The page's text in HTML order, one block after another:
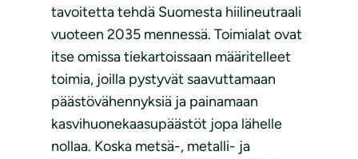
tavoitetta tehdä Suomesta hiilineutraali
vuoteen 2035 mennessä. Toimialat ovat
itse omissa tiekartoissaan määritelleet
toimia, joilla pystyvät saavuttamaan
päästövähennyksiä ja painamaan
kasvihuonekaasupäästöt jopa lähelle
nollaa. Koska metsä-, metalli- ja